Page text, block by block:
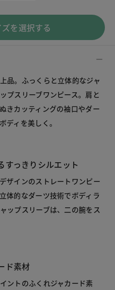
を選択する
品。ふっくらと立体的なジャ
プスリーブワンピース。肩と
きカッティングの袖口やダー
すっきりシルエット
ザインのストレートワンピー
体的なダーツ技術でボディラ
ップスリーブは、二の腕をス
ド素材
ントのふくれジャカード素